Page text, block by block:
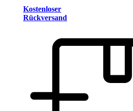
Kostenloser
Rückversand